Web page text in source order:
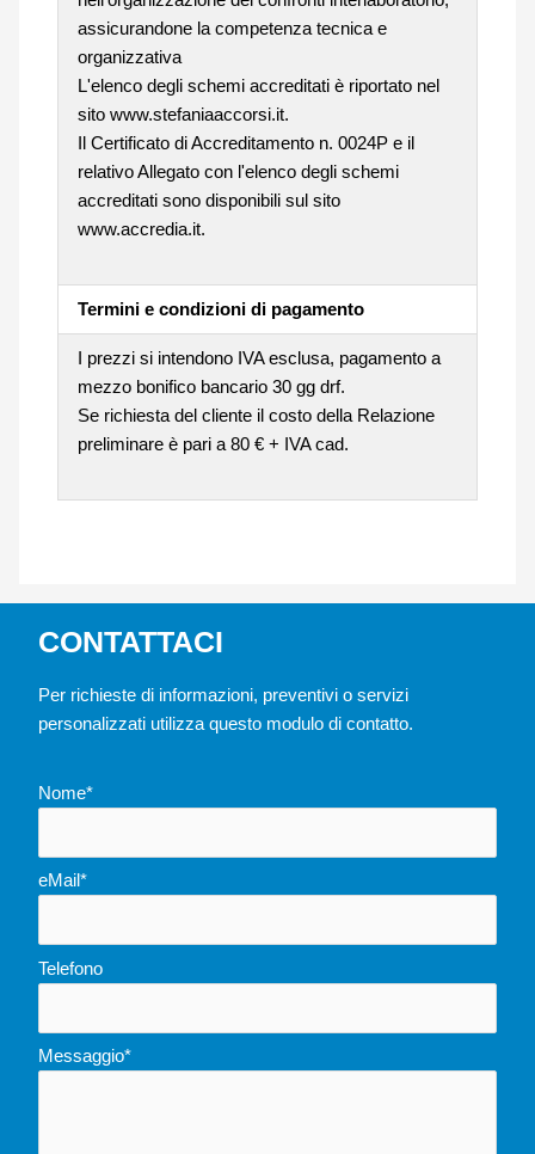
assicurandone la competenza tecnica e
organizzativa
L'elenco degli schemi accreditati è riportato nel
sito www.stefaniaaccorsi.it.
Il Certificato di Accreditamento n. 0024P e il
relativo Allegato con l'elenco degli schemi
accreditati sono disponibili sul sito
www.accredia.it.
Termini e condizioni di pagamento
I prezzi si intendono IVA esclusa, pagamento a
mezzo bonifico bancario 30 gg drf.
Se richiesta del cliente il costo della Relazione
preliminare è pari a 80 € + IVA cad.
CONTATTACI
Per richieste di informazioni, preventivi o servizi
personalizzati utilizza questo modulo di contatto.
Nome*
eMail*
Telefono
Messaggio*